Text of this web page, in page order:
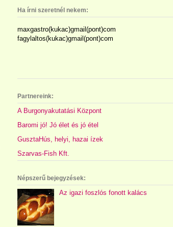
Ha írni szeretnél nekem:
maxgastro(kukac)gmail(pont)com
fagylaltos(kukac)gmail(pont)com
Partnereink:
A Burgonyakutatási Központ
Baromi jó! Jó élet és jó étel
GusztaHús, helyi, hazai ízek
Szarvas-Fish Kft.
Népszerű bejegyzések:
Az igazi foszlós fonott kalács